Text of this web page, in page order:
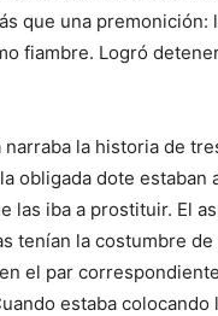
que una
fiambre. Logró
narraba la historia de
obligada dote estaban
las iba a prostituir. El
tenían la costumbre
el par
estaba